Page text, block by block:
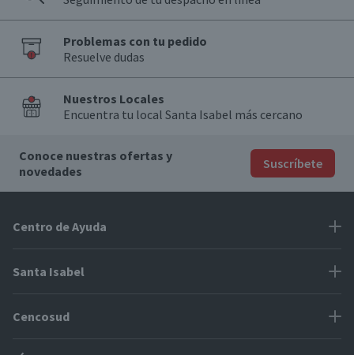
Problemas con tu pedido
Resuelve dudas
Nuestros Locales
Encuentra tu local Santa Isabel más cercano
Conoce nuestras ofertas y
novedades
Suscríbete
Centro de Ayuda
Problemas con tu pedido
Cómo modificar mis datos
Santa Isabel
Proveedores
Cencosud